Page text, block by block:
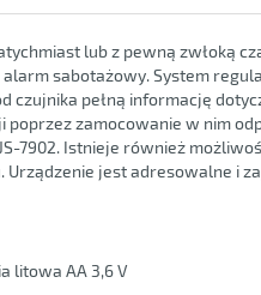
lub z pewną zwłoką
sabotażowy. System
pełną informację
zamocowanie w nim
7902. Istnieje również
jest adresowalne i
litowa AA 3,6 V